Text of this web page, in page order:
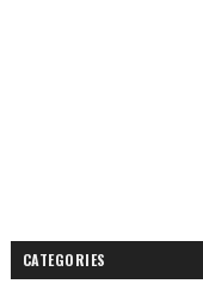
CATEGORIES